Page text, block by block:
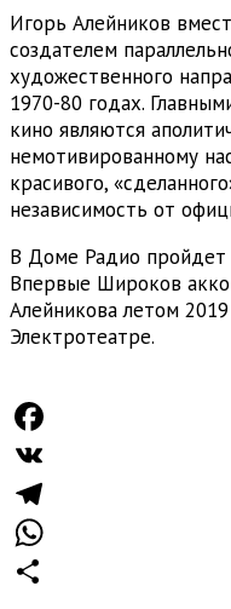
Игорь Алейников
создателем
художественного
1970-80 годах.
кино являются
немотивированному
красивого,
независимость от
В Доме Радио пройдет
Впервые Широков
Алейникова летом
Электротеатре.
Facebook
VK
Telegram
WhatsApp